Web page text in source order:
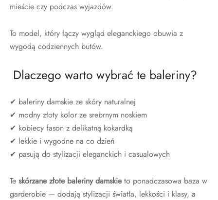
mieście czy podczas wyjazdów.
To model, który łączy wygląd eleganckiego obuwia z
wygodą codziennych butów.
Dlaczego warto wybrać te baleriny?
✔ baleriny damskie ze skóry naturalnej
✔ modny złoty kolor ze srebrnym noskiem
✔ kobiecy fason z delikatną kokardką
✔ lekkie i wygodne na co dzień
✔ pasują do stylizacji eleganckich i casualowych
Te skórzane złote baleriny damskieto ponadczasowa baza w
garderobie — dodają stylizacji światła, lekkości i klasy, a